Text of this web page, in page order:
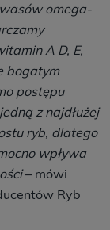
omega-
A D, E,
bogatym
postępu
z najdłużej
ryb, dlatego
wpływa
– mówi
Ryb